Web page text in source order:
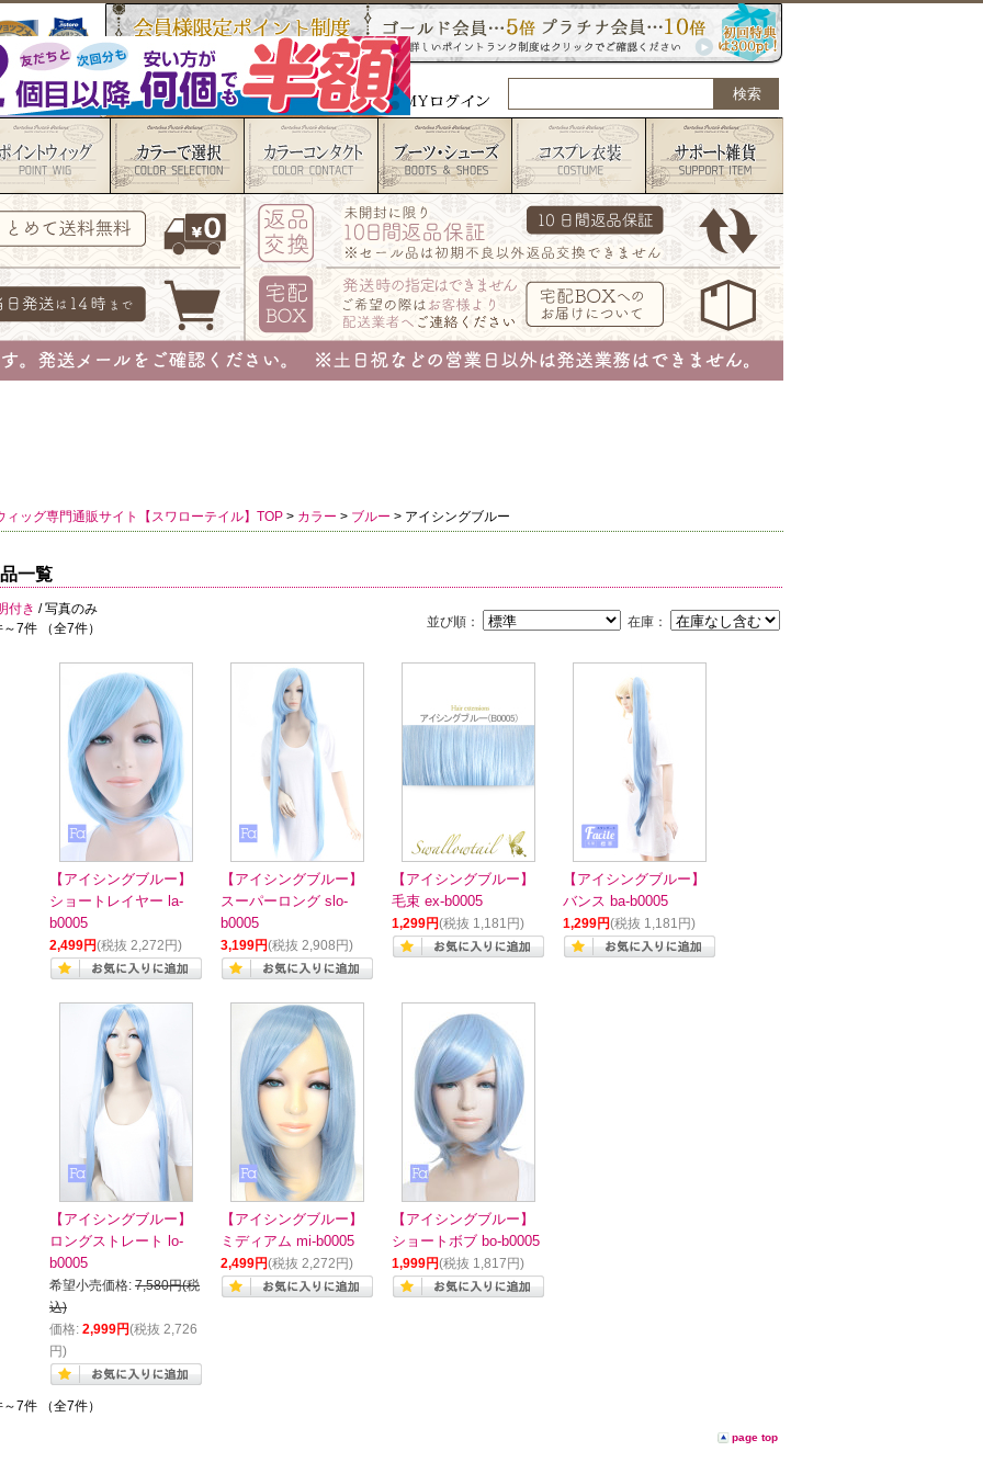
ィッグ専門通販サイト【スワローテイル】TOP > カラー > ブルー > アイシングブルー
一覧
在庫：
並び順：
付き / 写真のみ
7件 （全7件）
【アイシングブルー】
ショートレイヤー la-
b0005
2,499円(税抜 2,272円)
【アイシングブルー】
スーパーロング slo-
b0005
3,199円(税抜 2,908円)
【アイシングブルー】
毛束 ex-b0005
1,299円(税抜 1,181円)
【アイシングブルー】
バンス ba-b0005
1,299円(税抜 1,181円)
【アイシングブルー】
ロングストレート lo-
b0005
希望小売価格: 7,580円(税
込)
価格: 2,999円(税抜 2,726
円)
【アイシングブルー】
ミディアム mi-b0005
2,499円(税抜 2,272円)
【アイシングブルー】
ショートボブ bo-b0005
1,999円(税抜 1,817円)
7件 （全7件）
page top